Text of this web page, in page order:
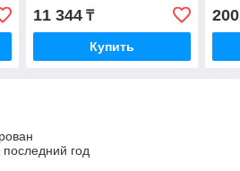
11 344₸
Купить
год